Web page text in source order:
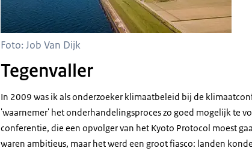
Foto: Job Van Dijk
Tegenvaller
In 2009 was ik als onderzoeker klimaatbeleid bij de
'waarnemer' het onderhandelingsproces zo goed mogelijk te
conferentie, die een opvolger van het Kyoto Protocol moest
waren ambitieus, maar het werd een groot fiasco: landen